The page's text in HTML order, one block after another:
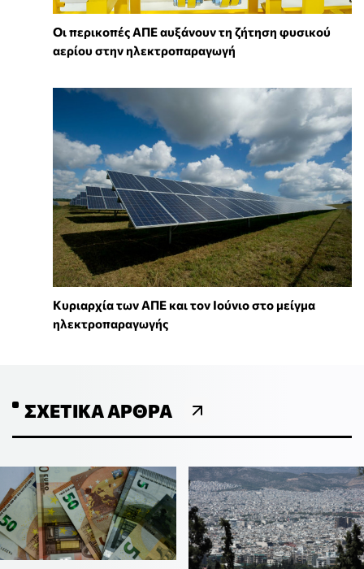
Οι περικοπές ΑΠΕ αυξάνουν τη ζήτηση φυσικού
αερίου στην ηλεκτροπαραγωγή
Κυριαρχία των ΑΠΕ και τον Ιούνιο στο μείγμα
ηλεκτροπαραγωγής
ΣΧΕΤΙΚΆ ΆΡΘΡΑ